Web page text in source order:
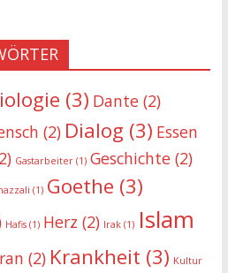
(3) Dante(2)
(2) Dialog (3) Essen
Gastarbeiter(1) Geschichte(2)
(1) Goethe (3)
Hafis(1) Herz (2) Irak(1) Islam
(2) Krankheit (3) Kultur